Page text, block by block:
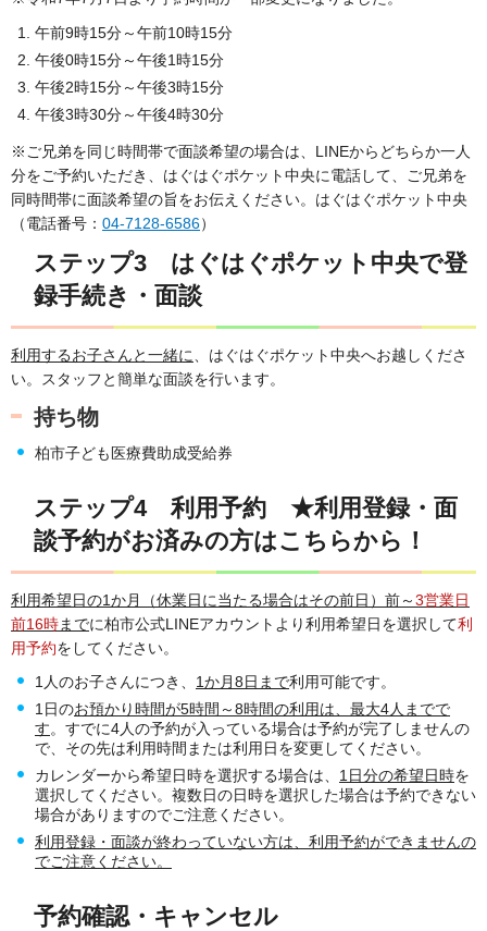
午前9時15分～午前10時15分
午後0時15分～午後1時15分
午後2時15分～午後3時15分
午後3時30分～午後4時30分
※ご兄弟を同じ時間帯で面談希望の場合は、LINEからどちらか一人
分をご予約いただき、はぐはぐポケット中央に電話して、ご兄弟を
同時間帯に面談希望の旨をお伝えください。はぐはぐポケット中央
（電話番号： 04-7128-6586）
ステップ3 はぐはぐポケット中央で登
録手続き・面談
利用するお子さんと一緒に
、はぐはぐポケット中央へお越しくださ
い。スタッフと簡単な面談を行います。
持ち物
柏市子ども医療費助成受給券
ステップ4 利用予約 ★利用登録・面
談予約がお済みの方はこちらから！
利用希望日の1か月（休業日に当たる場合はその前日）前～3営業日
前16時までに柏市公式LINEアカウントより利用希望日を選択して利
用予約をしてください。
1人のお子さんにつき、 1か月8日まで利用可能です。
1日のお預かり時間が5時間～8時間の利用は、最大4人までで
す。すでに4人の予約が入っている場合は予約が完了しませんの
で、その先は利用時間または利用日を変更してください。
カレンダーから希望日時を選択する場合は、 1日分の希望日時を
選択してください。複数日の日時を選択した場合は予約できない
場合がありますのでご注意ください。
利用登録・面談が終わっていない方は、利用予約ができませんの
でご注意ください。
予約確認・キャンセル